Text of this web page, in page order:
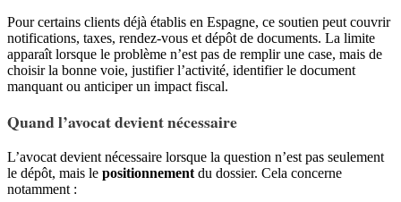
Pour certains clients déjà établis en Espagne, ce soutien peut couvrir
notifications, taxes, rendez-vous et dépôt de documents. La limite
apparaît lorsque le problème n’est pas de remplir une case, mais de
choisir la bonne voie, justifier l’activité, identifier le document
manquant ou anticiper un impact fiscal.
Quand l’avocat devient nécessaire
L’avocat devient nécessaire lorsque la question n’est pas seulement
le dépôt, mais le positionnement du dossier. Cela concerne
notamment :